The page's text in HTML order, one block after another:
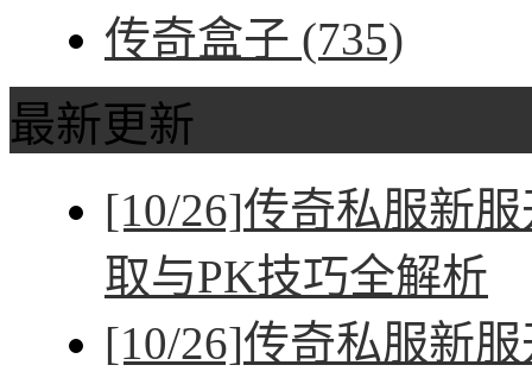
传奇盒子 (735)
最新更新
[10/26]传奇私服新
取与PK技巧全解析
[10/26]传奇私服新